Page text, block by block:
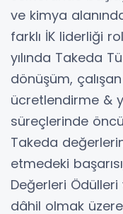
ve kimya
farklı İK liderliği
yılında Takeda
dönüşüm,
ücretlendirme &
süreçlerinde
Takeda
etmedeki
Değerleri
dâhil olmak